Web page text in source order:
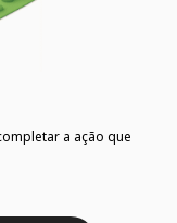
a ação que